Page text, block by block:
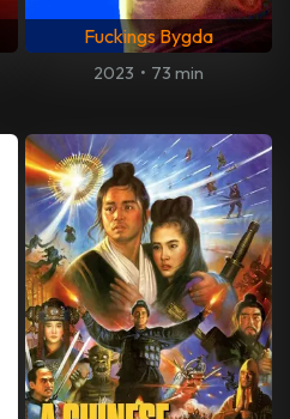
Fuckings Bygda
2023 • 73 min